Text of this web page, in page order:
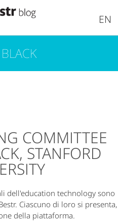
EN
COMMITTEE
STANFORD
dell'education technology sono
Ciascuno di loro si presenta,
della piattaforma.